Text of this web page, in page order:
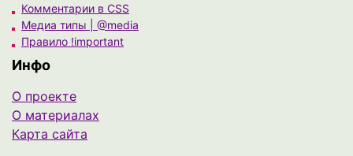
Комментарии в CSS
Медиа типы | @media
Правило !important
Инфо
О проекте
О материалах
Карта сайта